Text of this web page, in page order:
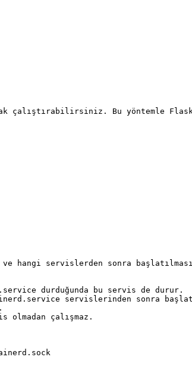
çalıştırabilirsiniz. Bu yöntemle
ve hangi servislerden sonra
durduğunda bu servis de durur.
servislerinden sonra
çalışmaz.